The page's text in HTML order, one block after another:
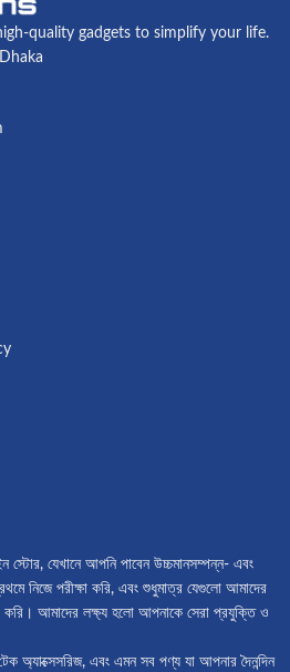
quality gadgets to simplify your life.
স্টোর, যেখানে আপনি পাবেন উচ্চমানসম্পন্ন- এবং
নিজে পরীক্ষা করি, এবং শুধুমাত্র যেগুলো আমাদের
করি। আমাদের লক্ষ্য হলো আপনাকে সেরা প্রযুক্তি ও
অ্যাক্সেসরিজ, এবং এমন সব পণ্য যা আপনার দৈনন্দিন